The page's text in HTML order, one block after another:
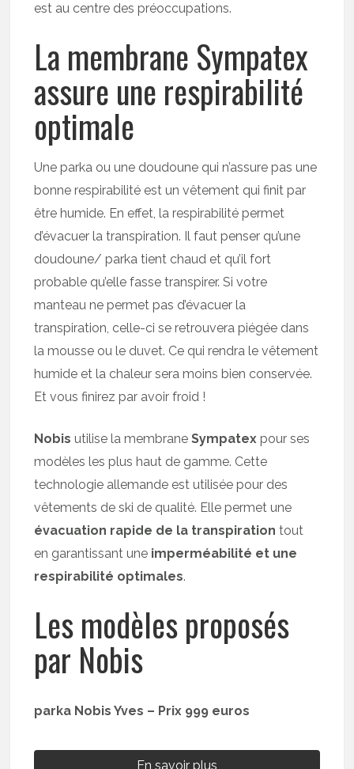
est au centre des préoccupations.
La membrane Sympatex
assure une respirabilité
optimale
Une parka ou une doudoune qui n’assure pas une
bonne respirabilité est un vêtement qui finit par
être humide. En effet, la respirabilité permet
d’évacuer la transpiration. Il faut penser qu’une
doudoune/ parka tient chaud et qu’il fort
probable qu’elle fasse transpirer. Si votre
manteau ne permet pas d’évacuer la
transpiration, celle-ci se retrouvera piégée dans
la mousse ou le duvet. Ce qui rendra le vêtement
humide et la chaleur sera moins bien conservée.
Et vous finirez par avoir froid !
Nobis utilise la membraneSympatex pour ses
modèles les plus haut de gamme. Cette
technologie allemande est utilisée pour des
vêtements de ski de qualité. Elle permet une
évacuation rapide de la transpiration tout
en garantissant une imperméabilité et une
respirabilité optimales.
Les modèles proposés
par Nobis
parka Nobis Yves – Prix 999 euros
En savoir plus